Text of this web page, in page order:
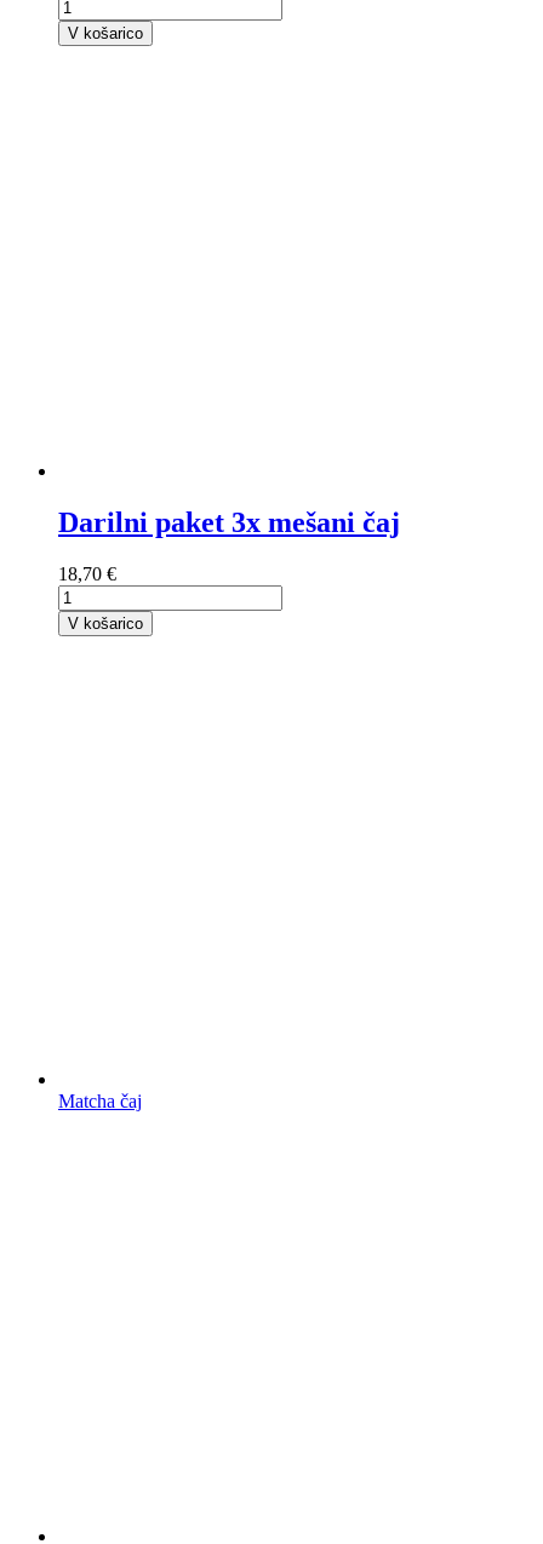
V košarico
Darilni paket 3x mešani čaj
18,70 €
V košarico
Matcha čaj